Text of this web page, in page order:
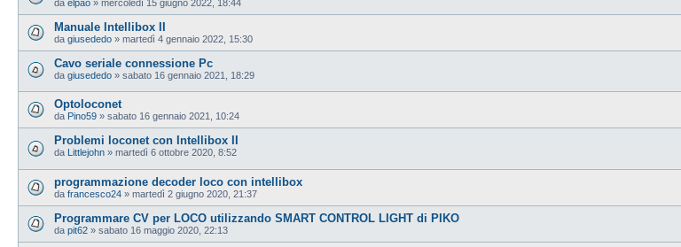
da elpao » mercoledì 15 giugno 2022, 18:44
Manuale Intellibox II
da giusededo » martedì 4 gennaio 2022, 15:30
Cavo seriale connessione Pc
da giusededo » sabato 16 gennaio 2021, 18:29
Optoloconet
da Pino59 » sabato 16 gennaio 2021, 10:24
Problemi loconet con Intellibox II
da Littlejohn » martedì 6 ottobre 2020, 8:52
programmazione decoder loco con intellibox
da francesco24 » martedì 2 giugno 2020, 21:37
Programmare CV per LOCO utilizzando SMART CONTROL LIGHT di PIKO
da pit62 » sabato 16 maggio 2020, 22:13